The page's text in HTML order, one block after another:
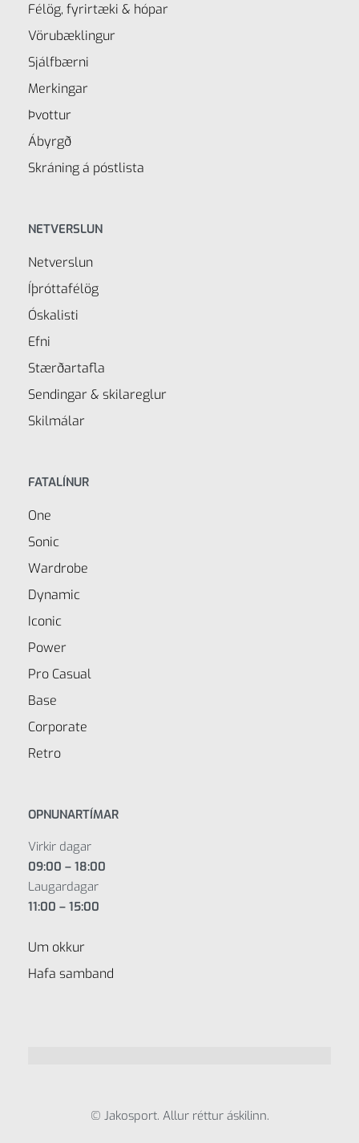
Félög, fyrirtæki & hópar
Vörubæklingur
Sjálfbærni
Merkingar
Þvottur
Ábyrgð
Skráning á póstlista
NETVERSLUN
Netverslun
Íþróttafélög
Óskalisti
Efni
Stærðartafla
Sendingar & skilareglur
Skilmálar
FATALÍNUR
One
Sonic
Wardrobe
Dynamic
Iconic
Power
Pro Casual
Base
Corporate
Retro
OPNUNARTÍMAR
Virkir dagar
09:00 – 18:00
Laugardagar
11:00 – 15:00
Um okkur
Hafa samband
© Jakosport. Allur réttur áskilinn.